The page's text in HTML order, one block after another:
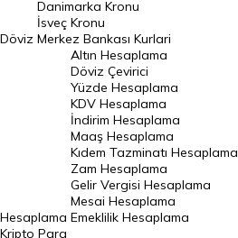
Kanada Doları Kuru
Norveç Kronu Kuru
İsveç Kronu Kuru
Japon Yeni Kuru
Serbest Piyasa Döviz Kurları
Merkez Bankası Döviz Kurları
Altın Fiyatları
Döviz
Danimarka Kronu
İsveç Kronu
Merkez Bankası Kurlari
Hesaplama
Altın Hesaplama
Döviz Çevirici
Yüzde Hesaplama
KDV Hesaplama
İndirim Hesaplama
Maaş Hesaplama
Kıdem Tazminatı Hesaplama
Zam Hesaplama
Gelir Vergisi Hesaplama
Mesai Hesaplama
Emeklilik Hesaplama
Kripto Para